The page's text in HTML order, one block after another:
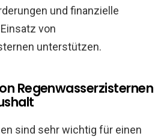
und finanzielle
von
unterstützen.
Regenwasserzisternen
sind sehr wichtig für einen